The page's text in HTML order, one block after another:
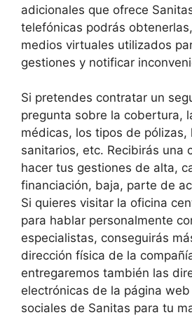
adicionales que ofrece
telefónicas podrás
medios virtuales utilizados
gestiones y notificar
Si pretendes contratar un
pregunta sobre la cobertura,
médicas, los tipos de pólizas,
sanitarios, etc. Recibirás una
hacer tus gestiones de alta,
financiación, baja, parte de
Si quieres visitar la oficina
para hablar personalmente
especialistas, conseguirás
dirección física de la
entregaremos también las
electrónicas de la página
sociales de Sanitas para tu